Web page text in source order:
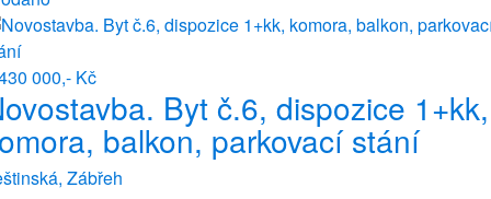
000,- Kč
Byt č.6, dispozice 1+kk,
balkon, parkovací stání
Zábřeh